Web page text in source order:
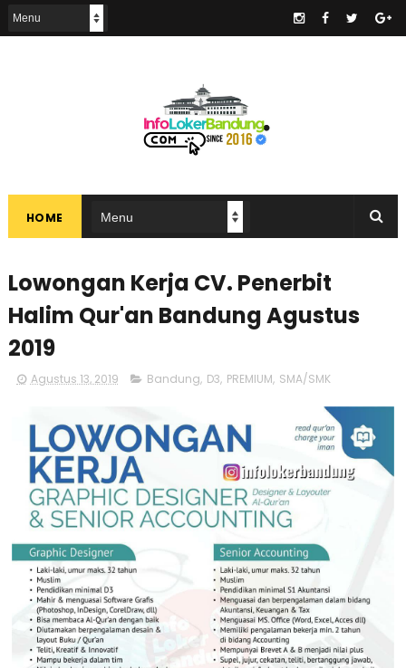
HOME
Lowongan Kerja CV. Penerbit
Halim Qur'an Bandung Agustus
2019
Agustus 13, 2019 Bandung, D3, PREMIUM, SMA/SMK